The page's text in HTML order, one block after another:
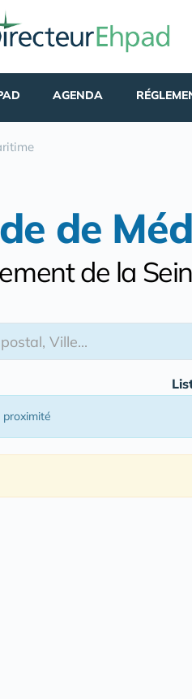
AGENDA
de
de la